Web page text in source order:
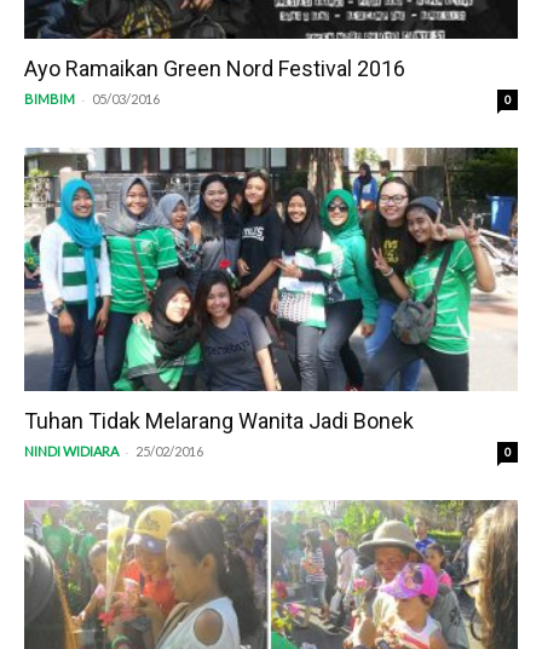
Ayo Ramaikan Green Nord Festival 2016
BIMBIM - 05/03/2016 0
Tuhan Tidak Melarang Wanita Jadi Bonek
NINDI WIDIARA - 25/02/2016 0